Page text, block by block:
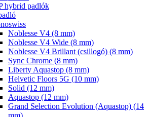
hybrid padlók
Noblesse V4 (8 mm)
Noblesse V4 Wide (8 mm)
Noblesse V4 Brillant (csillogó) (8 mm)
Sync Chrome (8 mm)
Liberty Aquastop (8 mm)
Helvetic Floors 5G (10 mm)
Solid (12 mm)
Aquastop (12 mm)
Grand Selection Evolution (Aquastop) (14
mm)